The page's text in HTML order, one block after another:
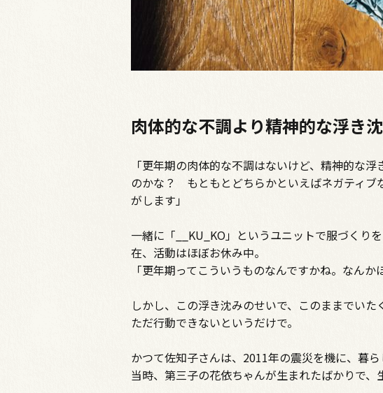
肉体的な不調より精神的な浮き
「更年期の肉体的な不調はないけど、精神的な
のかな？ もともとどちらかといえばネガティブ
がします」
一緒に「__KU_KO」というユニットで服づくり
在、活動はほぼお休み中。
「更年期ってこういうものなんですかね。なんか
しかし、この浮き沈みのせいで、このままでいた
ただ行動できないというだけで。
かつて佐知子さんは、2011年の震災を機に、暮ら
当時、第三子の花依ちゃんが生まれたばかりで、